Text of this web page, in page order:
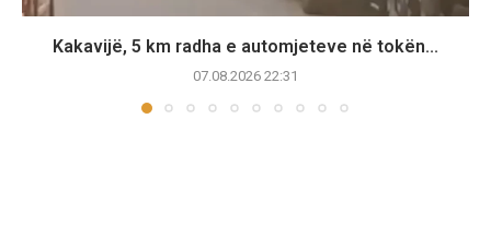
Kakavijë, 5 km radha e automjeteve në tokën...
07.08.2026 22:31